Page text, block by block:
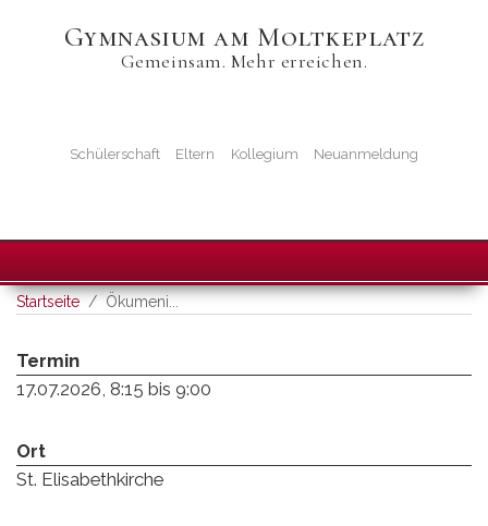
zum
Inhalt
Gymnasium am Moltkeplatz
Gemeinsam. Mehr erreichen.
IconsSchülerschaft Eltern Kollegium Neuanmeldung
Startseite Ökumeni...
Termin
17.07.2026, 8:15 bis 9:00
Ort
St. Elisabethkirche